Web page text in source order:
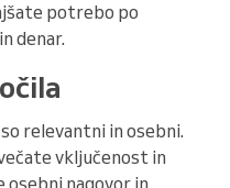
potrebo po
denar.
relevantni in osebni.
vključenost in